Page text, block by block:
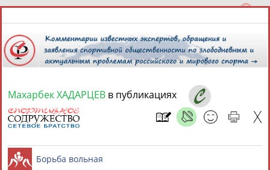
10 августа 2026 года,
СПОРТСМЕНЫ, ТРЕНЕРЫ И СПЕЦИАЛИСТЫ
Махарбек ХАДАРЦЕВ в публикациях